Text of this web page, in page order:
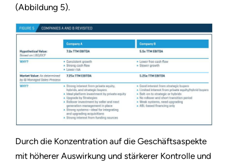
(Abbildung 5).
Durch die Konzentration auf die Geschäftsaspekte
mit höherer Auswirkung und stärkerer Kontrolle und